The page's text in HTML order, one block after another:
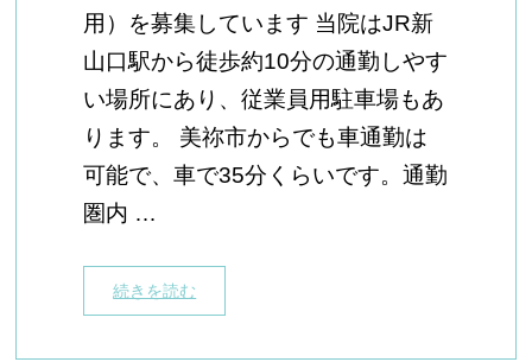
用）を募集しています 当院はJR新
山口駅から徒歩約10分の通勤しやす
い場所にあり、従業員用駐車場もあ
ります。 美祢市からでも車通勤は
可能で、車で35分くらいです。通勤
圏内 …
続きを読む